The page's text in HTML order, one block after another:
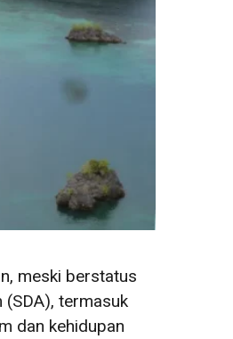
meski berstatus
termasuk
dan kehidupan